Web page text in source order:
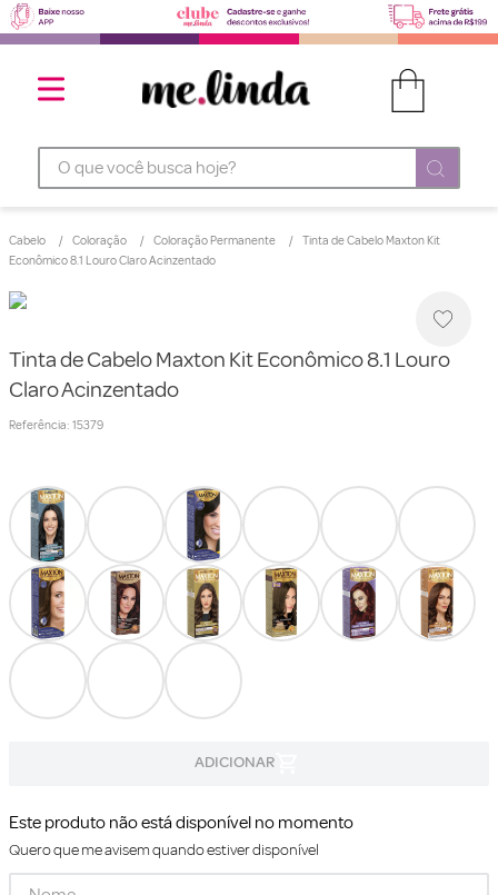
O que você busca hoje?
Cabelo Coloração Coloração Permanente
Tinta de Cabelo Maxton Kit
Econômico 8.1 Louro Claro Acinzentado
Tinta de Cabelo Maxton Kit Econômico 8.1 Louro
Claro Acinzentado
Referência: 15379
Este produto não está disponível no momento
Quero que me avisem quando estiver disponível